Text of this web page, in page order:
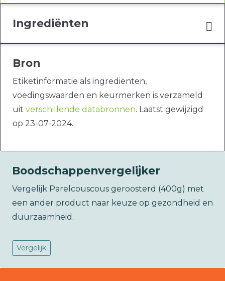
Ingrediënten
Bron
Etiketinformatie als ingrediënten,
voedingswaarden en keurmerken is verzameld
uit verschillende databronnen. Laatst gewijzigd
op 23-07-2024.
Boodschappenvergelijker
Vergelijk Parelcouscous geroosterd (400g) met
een ander product naar keuze op gezondheid en
duurzaamheid.
Vergelijk